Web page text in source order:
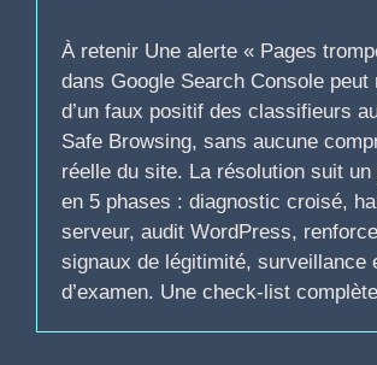
À retenir Une alerte « Pages
dans Google Search Console peut
d’un faux positif des classifieurs
Safe Browsing, sans aucune
réelle du site. La résolution suit un
en 5 phases : diagnostic croisé,
serveur, audit WordPress,
signaux de légitimité, surveillance
d’examen. Une check-list